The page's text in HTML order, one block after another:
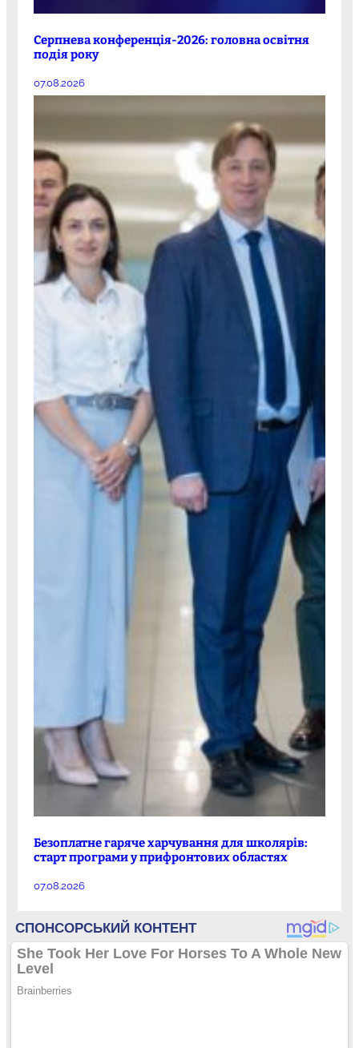
Серпнева конференція-2026: головна освітня
подія року
07.08.2026
Безоплатне гаряче харчування для школярів:
старт програми у прифронтових областях
07.08.2026